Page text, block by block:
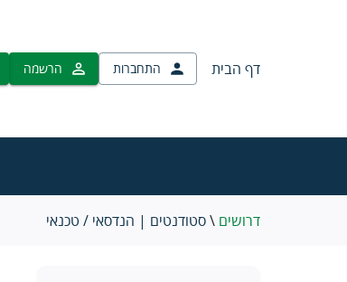
דף הבית התחברות הרשמה
דרושים \סטודנטים | הנדסאי / טכנאי